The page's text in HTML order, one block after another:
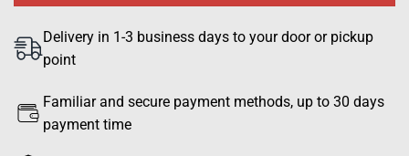
Delivery in 1-3 business days to your door or pickup
point
Familiar and secure payment methods, up to 30 days
payment time